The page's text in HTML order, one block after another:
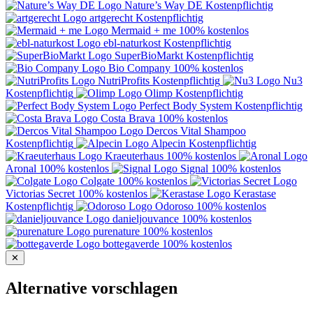
Nature’s Way DE Kostenpflichtig
artgerecht Kostenpflichtig
Mermaid + me 100% kostenlos
ebl-naturkost Kostenpflichtig
SuperBioMarkt Kostenpflichtig
Bio Company 100% kostenlos
NutriProfits Kostenpflichtig
Nu3
Kostenpflichtig
Olimp Kostenpflichtig
Perfect Body System Kostenpflichtig
Costa Brava 100% kostenlos
Dercos Vital Shampoo
Kostenpflichtig
Alpecin Kostenpflichtig
Kraeuterhaus 100% kostenlos
Aronal 100% kostenlos Signal 100% kostenlos
Colgate 100% kostenlos
Victorias Secret 100% kostenlos
Kerastase
Kostenpflichtig
Odoroso 100% kostenlos
danieljouvance 100% kostenlos
purenature 100% kostenlos
bottegaverde 100% kostenlos
✕
Alternative vorschlagen